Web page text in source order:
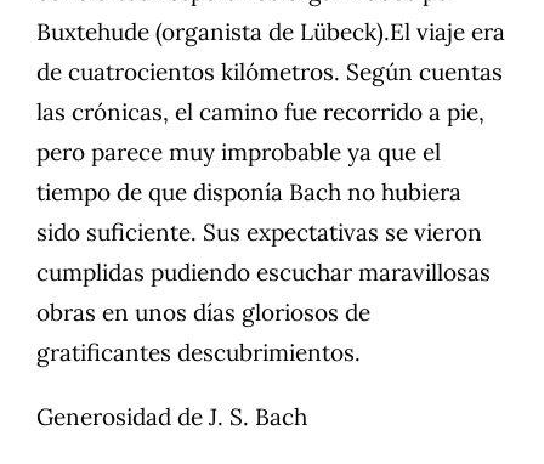
Buxtehude (organista de Lübeck).El viaje era
de cuatrocientos kilómetros. Según cuentas
las crónicas, el camino fue recorrido a pie,
pero parece muy improbable ya que el
tiempo de que disponía Bach no hubiera
sido suficiente. Sus expectativas se vieron
cumplidas pudiendo escuchar maravillosas
obras en unos días gloriosos de
gratificantes descubrimientos.
Generosidad de J. S. Bach